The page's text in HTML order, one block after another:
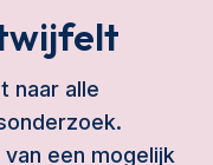
naar alle
een mogelijk